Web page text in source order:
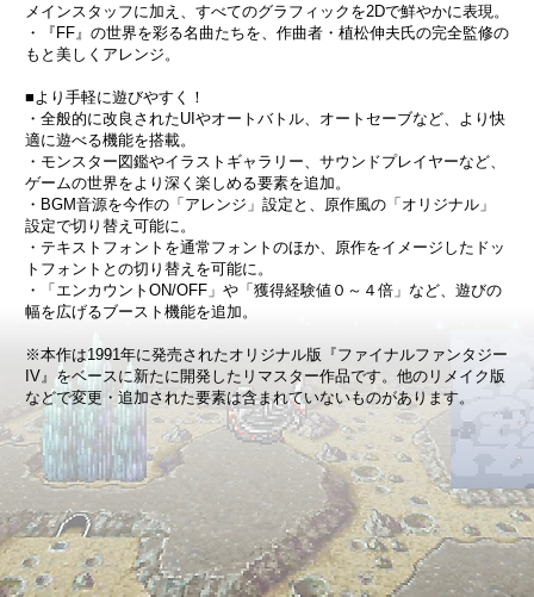
メインスタッフに加え、すべてのグラフィックを2Dで鮮やかに表現。
・『FF』の世界を彩る名曲たちを、作曲者・植松伸夫氏の完全監修の
もと美しくアレンジ。
■より手軽に遊びやすく！
・全般的に改良されたUIやオートバトル、オートセーブなど、より快
適に遊べる機能を搭載。
・モンスター図鑑やイラストギャラリー、サウンドプレイヤーなど、
ゲームの世界をより深く楽しめる要素を追加。
・BGM音源を今作の「アレンジ」設定と、原作風の「オリジナル」
設定で切り替え可能に。
・テキストフォントを通常フォントのほか、原作をイメージしたドッ
トフォントとの切り替えを可能に。
・「エンカウントON/OFF」や「獲得経験値０～４倍」など、遊びの
幅を広げるブースト機能を追加。
※本作は1991年に発売されたオリジナル版『ファイナルファンタジー
IV』をベースに新たに開発したリマスター作品です。他のリメイク版
などで変更・追加された要素は含まれていないものがあります。